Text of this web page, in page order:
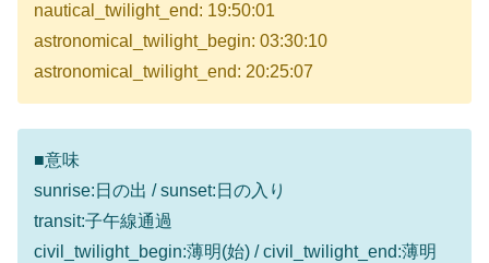
nautical_twilight_end: 19:50:01
astronomical_twilight_begin: 03:30:10
astronomical_twilight_end: 20:25:07
■意味
sunrise:日の出 / sunset:日の入り
transit:子午線通過
civil_twilight_begin:薄明(始) / civil_twilight_end:薄明